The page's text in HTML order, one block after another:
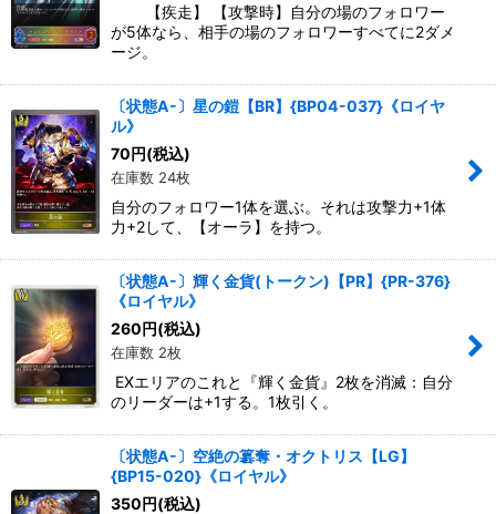
【疾走】 【攻撃時】自分の場のフォロワー
が5体なら、相手の場のフォロワーすべてに2ダメ
ージ。
〔状態A-〕星の鎧【BR】{BP04-037}《ロイヤ
ル》
70円(税込)
在庫数 24枚
自分のフォロワー1体を選ぶ。それは攻撃力+1体
力+2して、【オーラ】を持つ。
〔状態A-〕輝く金貨(トークン)【PR】{PR-376}
《ロイヤル》
260円(税込)
在庫数 2枚
EXエリアのこれと『輝く金貨』2枚を消滅：自分
のリーダーは+1する。1枚引く。
〔状態A-〕空絶の簒奪・オクトリス【LG】
{BP15-020}《ロイヤル》
350円(税込)